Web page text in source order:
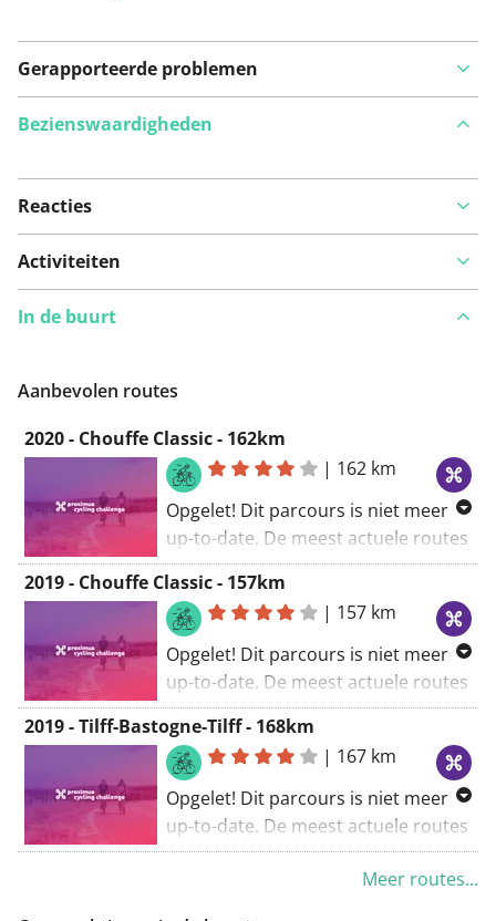
Gerapporteerde problemen
Bekijk op kaart
Iets opgevallen op deze route?
Bezienswaardigheden
Reacties
Activiteiten
In de buurt
Aanbevolen routes
2020 - Chouffe Classic - 162km
| 162 km
Opgelet! Dit parcours is niet meer
up-to-date. De meest actuele routes
vind je via
www.proximuscyclingchallenge.be
2019 - Chouffe Classic - 157km
| 157 km
Opgelet! Dit parcours is niet meer
up-to-date. De meest actuele routes
vind je via
www.proximuscyclingchallenge.be
2019 - Tilff-Bastogne-Tilff - 168km
| 167 km
Opgelet! Dit parcours is niet meer
up-to-date. De meest actuele routes
vind je via
www.proximuscyclingchallenge.be.
Meer routes...